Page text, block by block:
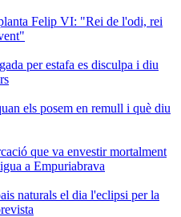
Felip VI: "Rei de l'odi, rei
per estafa es disculpa i diu
els posem en remull i què diu
que va envestir mortalment
a Empuriabrava
naturals el dia l'eclipsi per la